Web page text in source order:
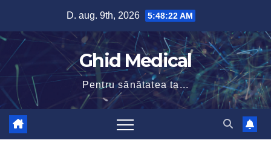
content
D. aug. 9th, 2026 5:48:23 AM
Ghid Medical
Pentru sănătatea ta...